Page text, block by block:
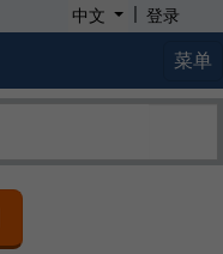
中文 | 登录
菜单